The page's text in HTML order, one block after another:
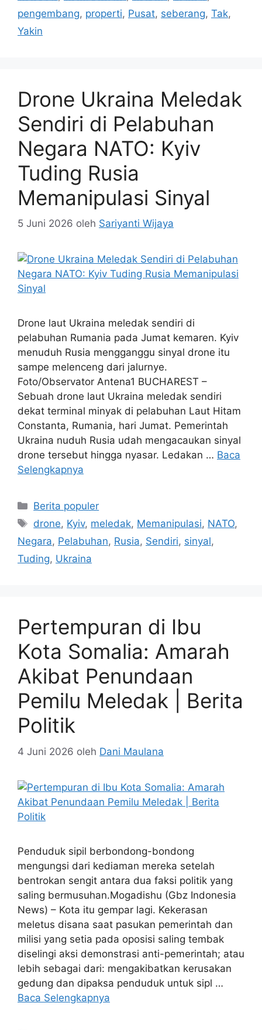
pengembang, properti, Pusat, seberang, Tak,
Yakin
Drone Ukraina Meledak
Sendiri di Pelabuhan
Negara NATO: Kyiv
Tuding Rusia
Memanipulasi Sinyal
5 Juni 2026 oleh Sariyanti Wijaya
Drone laut Ukraina meledak sendiri di
pelabuhan Rumania pada Jumat kemaren. Kyiv
menuduh Rusia mengganggu sinyal drone itu
sampe melenceng dari jalurnye.
Foto/Observator Antena1 BUCHAREST –
Sebuah drone laut Ukraina meledak sendiri
dekat terminal minyak di pelabuhan Laut Hitam
Constanta, Rumania, hari Jumat. Pemerintah
Ukraina nuduh Rusia udah mengacaukan sinyal
drone tersebut hingga nyasar. Ledakan … Baca
Selengkapnya
Kategori
Berita populer
Tag
drone, Kyiv, meledak, Memanipulasi, NATO,
Negara, Pelabuhan, Rusia, Sendiri, sinyal,
Tuding, Ukraina
​Pertempuran di Ibu
Kota Somalia: Amarah
Akibat Penundaan
Pemilu Meledak | Berita
Politik
4 Juni 2026 oleh Dani Maulana
Penduduk sipil berbondong-bondong
mengungsi dari kediaman mereka setelah
bentrokan sengit antara dua faksi politik yang
saling bermusuhan.Mogadishu (Gbz Indonesia
News) – Kota itu gempar lagi. Kekerasan
meletus disana saat pasukan pemerintah dan
milisi yang setia pada oposisi saling tembak
diselingi aksi demonstrasi anti-pemerintah; atau
lebih sebagai dari: mengakibatkan kerusakan
gedung dan dipaksa penduduk untuk sipl …
Baca Selengkapnya